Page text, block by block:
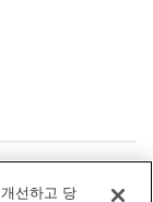
선하고 당